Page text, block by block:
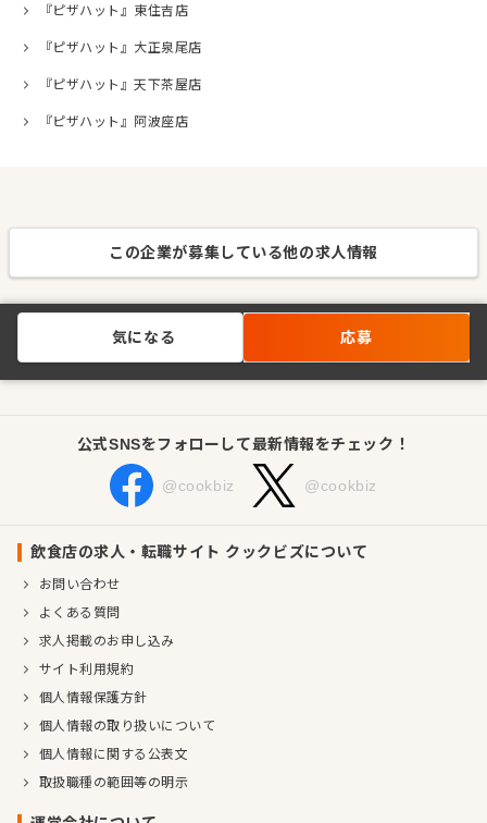
『ピザハット』東住吉店
『ピザハット』大正泉尾店
『ピザハット』天下茶屋店
『ピザハット』阿波座店
この企業が募集している他の求人情報
気になる 応募
公式SNSをフォローして最新情報をチェック！
@cookbiz @cookbiz
飲食店の求人・転職サイト クックビズについて
お問い合わせ
よくある質問
求人掲載のお申し込み
サイト利用規約
個人情報保護方針
個人情報の取り扱いについて
個人情報に関する公表文
取扱職種の範囲等の明示